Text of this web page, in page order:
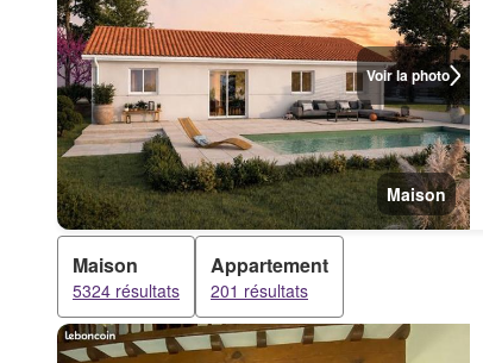
Voir la photo
Maison
Maison
5324 résultats
Appartement
201 résultats